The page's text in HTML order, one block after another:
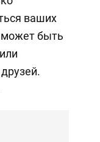
ваших
может быть